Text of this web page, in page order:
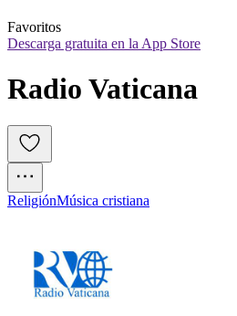
Favoritos
Descarga gratuita en la App Store
Radio Vaticana
ReligiónMúsica cristiana